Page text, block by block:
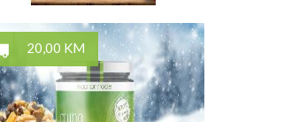
20,00 KM